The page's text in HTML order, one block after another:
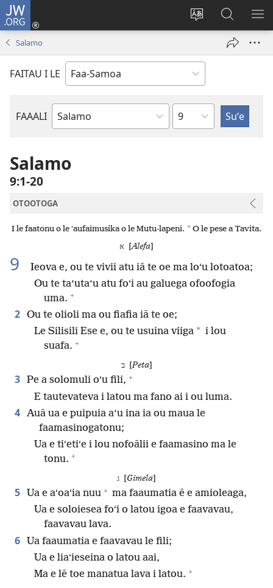
JW.ORG
Sui
gagana
o
le
tafaʻilagi
Log
isi
Suʻe
le
Salamo
FAITAU I LE
FAAALI
Tusi
Tusi
Mataupu
Salamo
9:1-20
OTOOTOGA
I le faatonu o le ʻaufaimusika o le Mutu-lapeni. * O le pese a Tavita.
א [Alefa
9
Ieova e, ou te vivii atu iā te oe ma loʻu lotoatoa;
Ou te ta‘uta‘u atu foʻi au galuega ofoofogia
uma. +
2 Ou te olioli ma ou fiafia iā te oe;
Le Silisili Ese e, ou te usuina viiga * i lou
suafa. +
ב [Peta]
3 Pe a solomuli oʻu fili, +
E tautevateva i latou ma fano ai i ou luma.
4 Auā ua e puipuia a‘u ina ia ou maua le
faamasinogatonu;
Ua e tiʻetiʻe i lou nofoālii e faamasino ma le
tonu. +
Gimela
5 Ua e aʻoaʻia nuu + ma faaumatia ē e amioleaga,
Ua e soloiesea foʻi o latou igoa e faavavau,
faavavau lava.
6 Ua faaumatia e faavavau le fili;
Ua e liaʻieseina o latou aai,
Ma e lē toe manatua lava i latou. +